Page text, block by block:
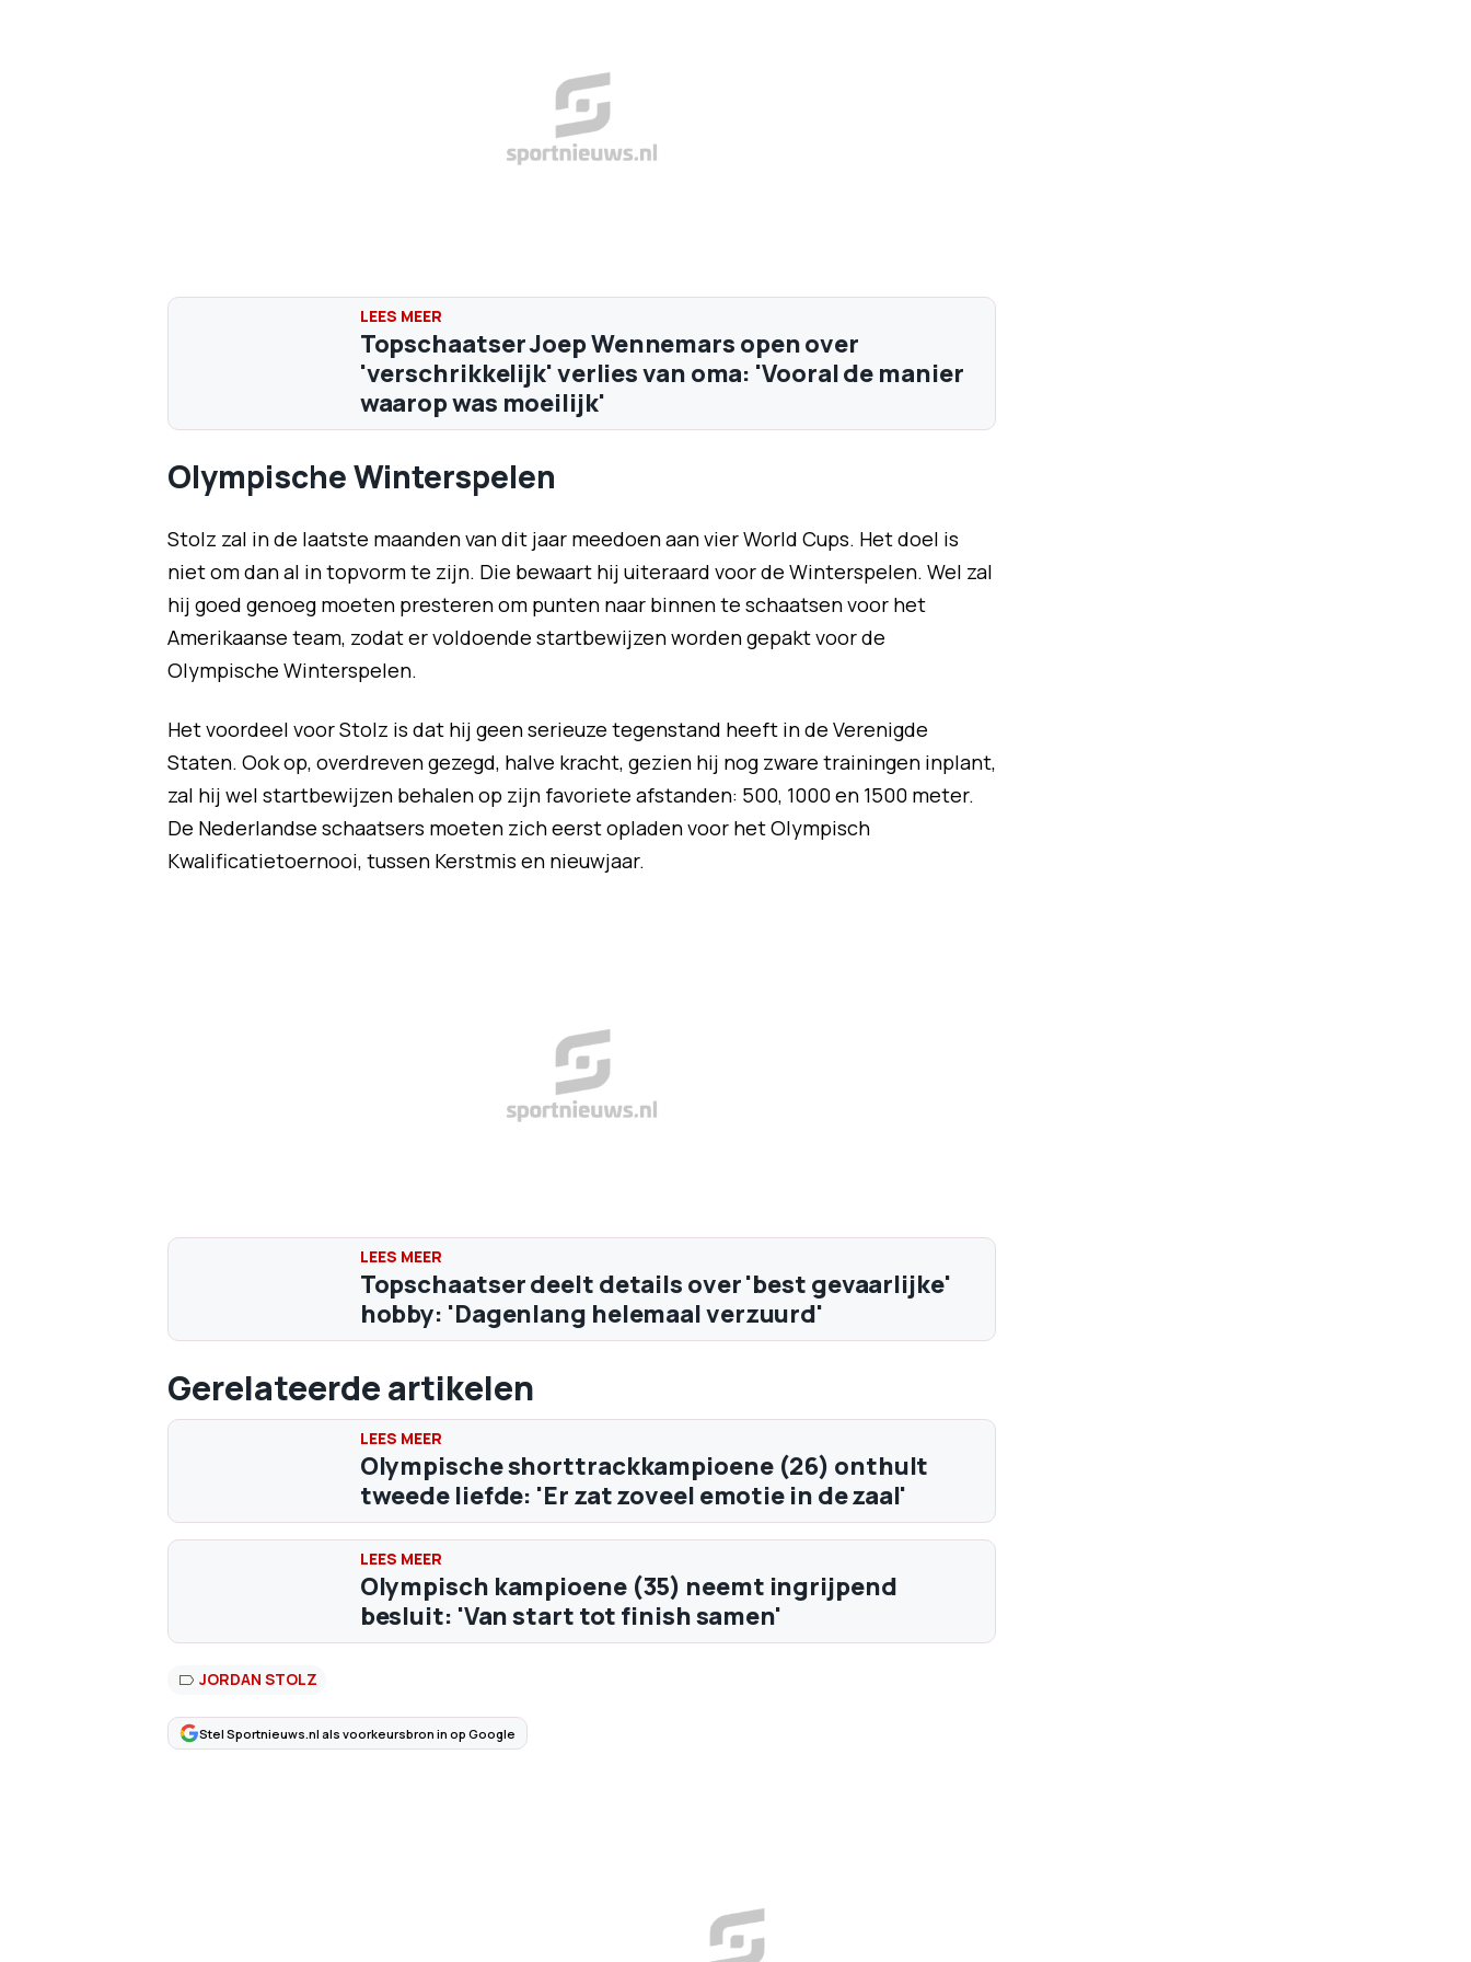
Topschaatser Joep Wennemars open over
'verschrikkelijk' verlies van oma: 'Vooral de manier
waarop was moeilijk'
Olympische Winterspelen
Stolz zal in de laatste maanden van dit jaar meedoen aan vier World Cups. Het doel is
niet om dan al in topvorm te zijn. Die bewaart hij uiteraard voor de Winterspelen. Wel zal
hij goed genoeg moeten presteren om punten naar binnen te schaatsen voor het
Amerikaanse team, zodat er voldoende startbewijzen worden gepakt voor de
Olympische Winterspelen.
Het voordeel voor Stolz is dat hij geen serieuze tegenstand heeft in de Verenigde
Staten. Ook op, overdreven gezegd, halve kracht, gezien hij nog zware trainingen inplant,
zal hij wel startbewijzen behalen op zijn favoriete afstanden: 500, 1000 en 1500 meter.
De Nederlandse schaatsers moeten zich eerst opladen voor het Olympisch
Kwalificatietoernooi, tussen Kerstmis en nieuwjaar.
Topschaatser deelt details over 'best gevaarlijke'
hobby: 'Dagenlang helemaal verzuurd'
Gerelateerde artikelen
Olympische shorttrackkampioene (26) onthult
tweede liefde: 'Er zat zoveel emotie in de zaal'
Olympisch kampioene (35) neemt ingrijpend
besluit: 'Van start tot finish samen'
JORDAN STOLZ
Stel Sportnieuws.nl als voorkeursbron in op Google